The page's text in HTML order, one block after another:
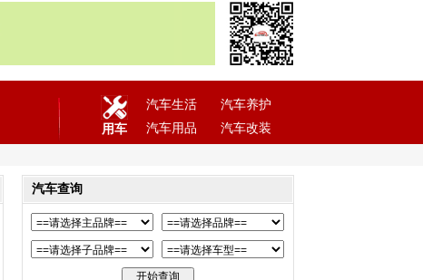
用车
汽车生活
汽车养护
汽车用品
汽车改装
汽车查询